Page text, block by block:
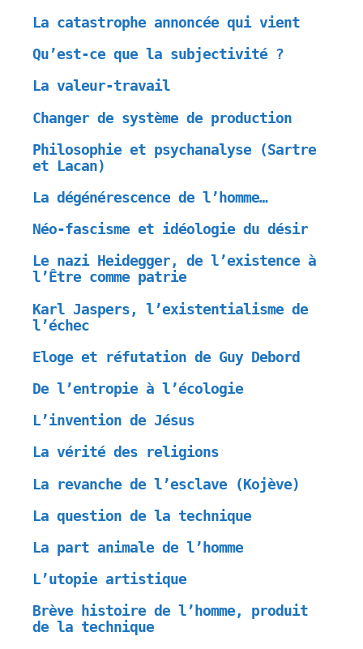
La catastrophe annoncée qui vient
Qu’est-ce que la subjectivité ?
La valeur-travail
Changer de système de production
Philosophie et psychanalyse (Sartre
et Lacan)
La dégénérescence de l’homme…
Néo-fascisme et idéologie du désir
Le nazi Heidegger, de l’existence à
l’Être comme patrie
Karl Jaspers, l’existentialisme de
l’échec
Eloge et réfutation de Guy Debord
De l’entropie à l’écologie
L’invention de Jésus
La vérité des religions
La revanche de l’esclave (Kojève)
La question de la technique
La part animale de l’homme
L’utopie artistique
Brève histoire de l’homme, produit
de la technique